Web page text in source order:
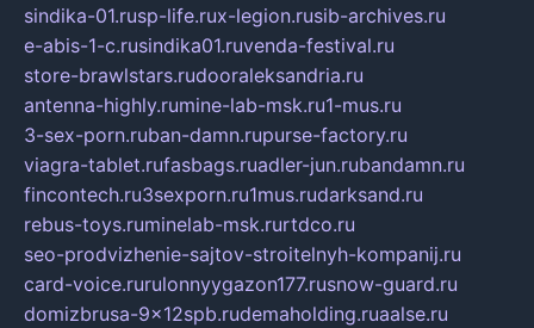
sindika-01.rusp-life.rux-legion.rusib-archives.ru
e-abis-1-c.rusindika01.ruvenda-festival.ru
store-brawlstars.rudooraleksandria.ru
antenna-highly.rumine-lab-msk.ru1-mus.ru
3-sex-porn.ruban-damn.rupurse-factory.ru
viagra-tablet.rufasbags.ruadler-jun.rubandamn.ru
fincontech.ru3sexporn.ru1mus.rudarksand.ru
rebus-toys.ruminelab-msk.rurtdco.ru
seo-prodvizhenie-sajtov-stroitelnyh-kompanij.ru
card-voice.rurulonnyygazon177.rusnow-guard.ru
domizbrusa-9x12spb.rudemaholding.ruaalse.ru